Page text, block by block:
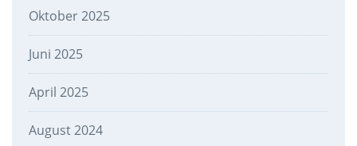
Oktober 2025
Juni 2025
April 2025
August 2024